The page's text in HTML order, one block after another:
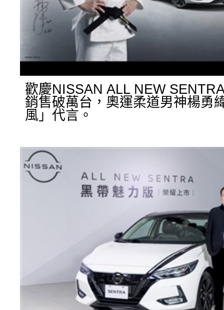
歡慶NISSAN ALL NEW
銷售破萬台，奧運柔道男神楊勇
風」代言。